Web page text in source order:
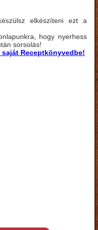
elkészíteni ezt a
hogy nyerhess
sorsolás!
Receptkönyvedbe!